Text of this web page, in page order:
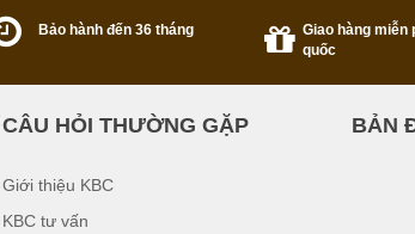
Bảo hành đến 36 tháng
Giao hàng miễn
quốc
CÂU HỎI THƯỜNG GẶP
Giới thiệu KBC
KBC tư vấn
BẢN